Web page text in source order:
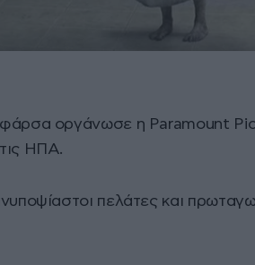
οργάνωσε η Paramount
ΗΠΑ.
πελάτες και